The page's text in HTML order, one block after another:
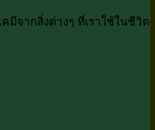
มีจากสิ่งต่างๆ ที่เราใช้ในชีวิต